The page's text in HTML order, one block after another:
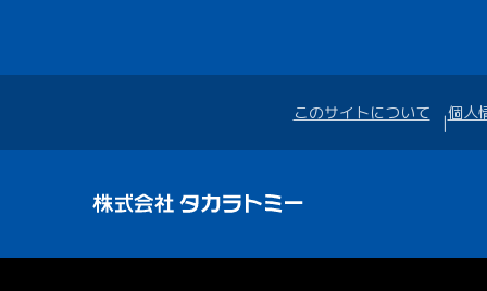
このサイトについて 個人